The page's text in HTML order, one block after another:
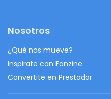
Nosotros
¿Qué nos mueve?
Inspirate con Fanzine
Convertite en Prestador